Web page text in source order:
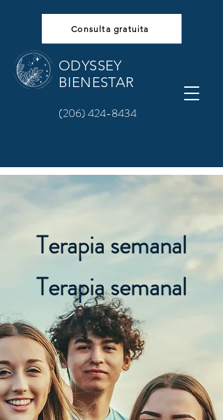
Consulta gratuita
ODYSSEY
BIENESTAR
(206) 424-8434
Terapia semanal
Terapia semanal